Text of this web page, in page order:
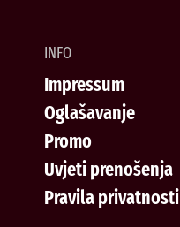
INFO
Impressum
Oglašavanje
Promo
Uvjeti prenošenja
Pravila privatnosti